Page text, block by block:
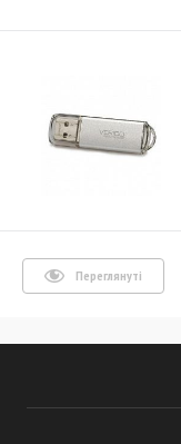
Переглянуті